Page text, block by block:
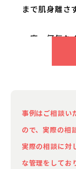
まで肌身離さ
一度、何気
とした際、
来完全にロ
り、明らか
す。
このように怪
事例はご相談い
ので、実際の相
実際の相談に対
な管理をしてお